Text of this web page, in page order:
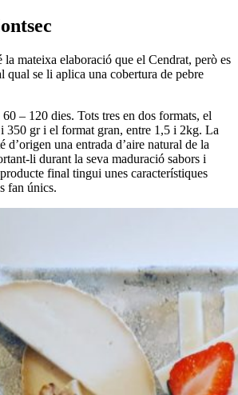
mateixa elaboració que el Cendrat, però es
qual se li aplica una cobertura de pebre
– 120 dies. Tots tres en dos formats, el
350 gr i el format gran, entre 1,5 i 2kg. La
d’origen una entrada d’aire natural de la
li durant la seva maduració sabors i
final tingui unes característiques
fan únics.